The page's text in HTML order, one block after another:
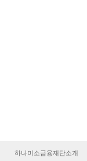
하나미소금융재단소개